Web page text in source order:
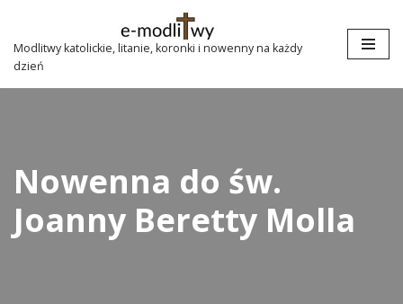
Przejdź
do
treści
Modlitwy katolickie, litanie, koronki i nowenny na każdy
dzień
Nowenna do św.
Joanny Beretty Molla